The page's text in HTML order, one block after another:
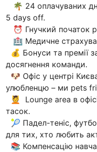
🌴 24 оплачуваних
5 days off.
⏰ Гнучкий початок
🏥 Медичне
💰 Бонуси та премії
досягнення команди.
🐶 Офіс у центрі
улюбленцю – ми pets
💆 Lounge area в
тасок.
🎾 Падел-теніс,
для тих, хто любить
📚 Компенсацію